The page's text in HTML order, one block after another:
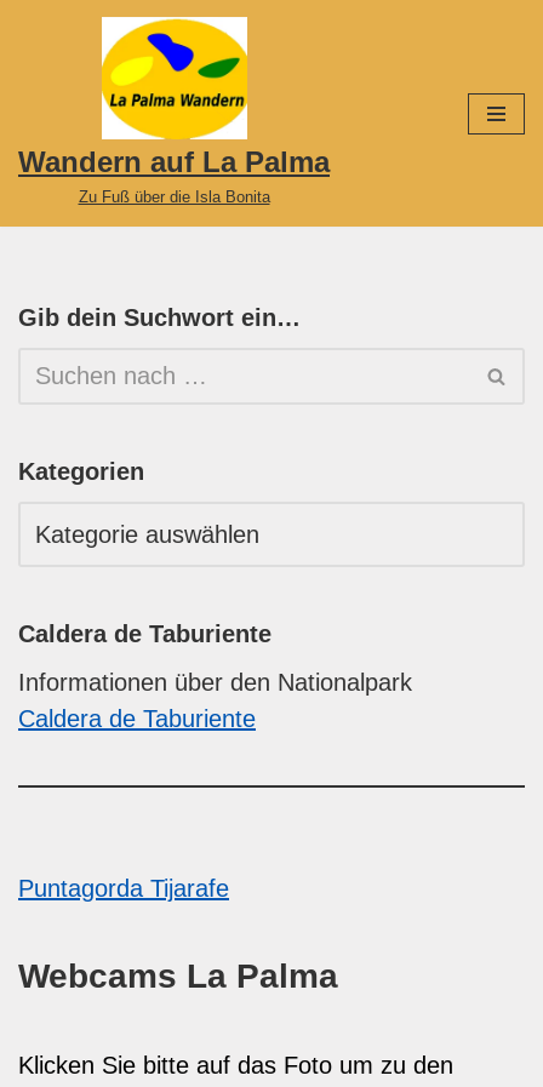
springen
Wandern auf La Palma
Zu Fuß über die Isla Bonita
Gib dein Suchwort ein…
Kategorien
Caldera de Taburiente
Informationen über den Nationalpark
Caldera de Taburiente
Puntagorda Tijarafe
Webcams La Palma
Klicken Sie bitte auf das Foto um zu den